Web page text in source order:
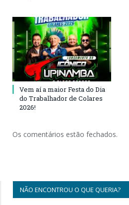
Vem aí a maior Festa do Dia
do Trabalhador de Colares
2026!
Os comentários estão fechados.
NÃO ENCONTROU O QUE QUERIA?